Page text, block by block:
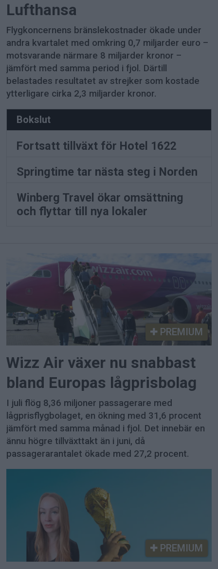
Lufthansa
Flygkoncernens bränslekostnader ökade under
andra kvartalet med omkring 0,7 miljarder euro –
motsvarande närmare 8 miljarder kronor –
jämfört med samma period i fjol. Därtill
belastades resultatet av strejker som kostade
ytterligare cirka 2,3 miljarder kronor.
Bokslut
Fortsatt tillväxt för Hotel 1622
Springtime tar nästa steg i Norden
Winberg Travel ökar omsättning
och flyttar till nya lokaler
PREMIUM
Wizz Air växer nu snabbast
bland Europas lågprisbolag
I juli flög 8,36 miljoner passagerare med
lågprisflygbolaget, en ökning med 31,6 procent
jämfört med samma månad i fjol. Det innebär en
ännu högre tillväxttakt än i juni, då
passagerarantalet ökade med 27,2 procent.
PREMIUM